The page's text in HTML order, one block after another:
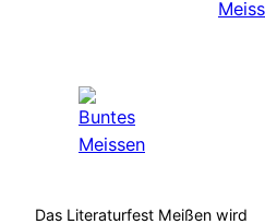
Das Literaturfest Meißen wird